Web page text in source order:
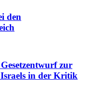
den
zur
Israels in der Kritik